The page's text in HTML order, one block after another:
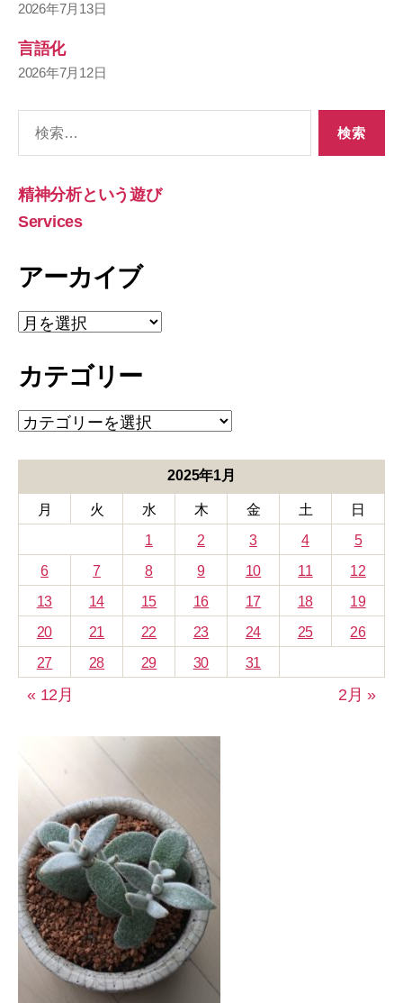
2026年7月13日
言語化
2026年7月12日
象:
精神分析という遊び
Services
アーカイブ
ア
ー
イ
カテゴリー
カ
テ
ー
2025年1月
月 火 水 木 金 土
日
1
2 3 4
5
6
7 8 9 10 11
12
13
14 15 16 17 18
19
20
21 22 23 24 25
26
27
28 29 30 31
« 12月 2月 »